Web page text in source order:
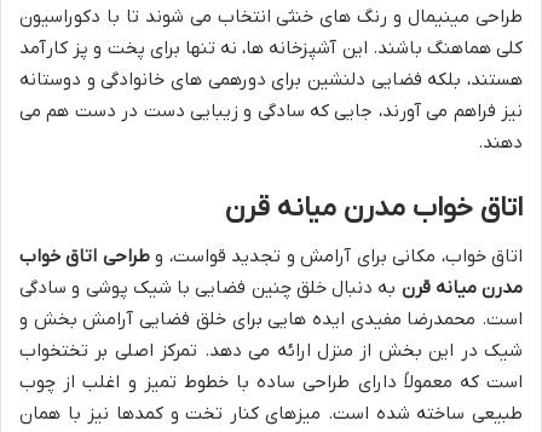
طراحی مینیمال و رنگ های خنثی انتخاب می شوند تا با دکوراسیون
کلی هماهنگ باشند. این آشپزخانه ها، نه تنها برای پخت و پز کارآمد
هستند، بلکه فضایی دلنشین برای دورهمی های خانوادگی و دوستانه
نیز فراهم می آورند، جایی که سادگی و زیبایی دست در دست هم می
دهند.
اتاق خواب مدرن میانه قرن
اتاق خواب، مکانی برای آرامش و تجدید قواست، وطراحی اتاق خواب
مدرن میانه قرن به دنبال خلق چنین فضایی با شیک پوشی و سادگی
است. محمدرضا مفیدی ایده هایی برای خلق فضایی آرامش بخش و
شیک در این بخش از منزل ارائه می دهد. تمرکز اصلی بر تختخواب
است که معمولاً دارای طراحی ساده با خطوط تمیز و اغلب از چوب
طبیعی ساخته شده است. میزهای کنار تخت و کمدها نیز با همان